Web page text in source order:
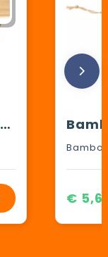
Set van 3 bamboe snijplankjes
€